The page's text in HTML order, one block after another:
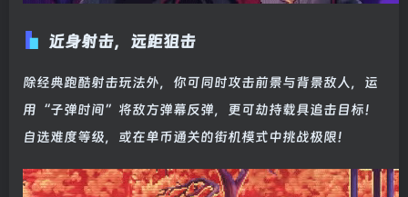
近身射击，远距狙击
除经典跑酷射击玩法外，你可同时攻击前景与背景敌人，运
用“子弹时间”将敌方弹幕反弹，更可劫持载具追击目标！
自选难度等级，或在单币通关的街机模式中挑战极限！